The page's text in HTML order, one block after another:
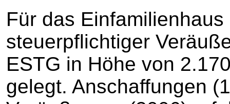
Für das
steuerpflichtiger
ESTG in Höhe von
gelegt. Anschaffungen